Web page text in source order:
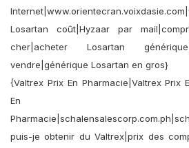
Losartan coût|Hyzaar par
cher|acheter Losartan
vendre|générique Losartan en gros}
{Valtrex Prix En Pharmacie|Valtrex Prix
En
puis-je obtenir du Valtrex|prix des